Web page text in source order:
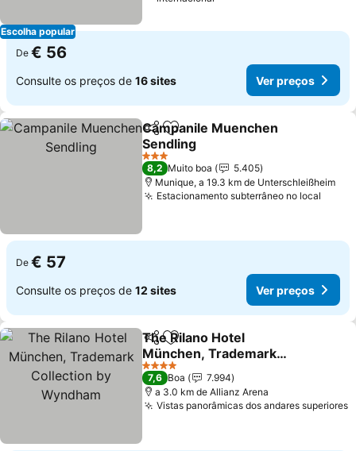
Escolha popular
De € 56
Consulte os preços de 16 sites Ver preços
PartilharAdicionar aos favoritos
Campanile Muenchen
Sendling
3 Estrelas
8,2 Muito boa
5.405
Munique, a 19.3 km de Unterschleißheim
Estacionamento subterrâneo no local
De € 57
Consulte os preços de 12 sites Ver preços
PartilharAdicionar aos favoritos
The Rilano Hotel
München, Trademark
Collection by Wyndham
4 Estrelas
7,6 Boa
7.994
a 3.0 km de Allianz Arena
Vistas panorâmicas dos andares superiores